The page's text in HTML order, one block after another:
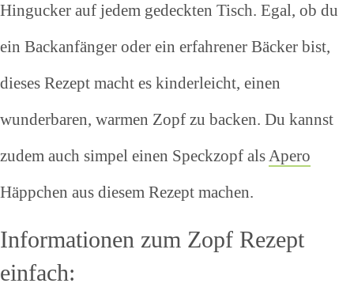
Hingucker auf jedem gedeckten Tisch. Egal, ob du
ein Backanfänger oder ein erfahrener Bäcker bist,
dieses Rezept macht es kinderleicht, einen
wunderbaren, warmen Zopf zu backen. Du kannst
zudem auch simpel einen Speckzopf alsApero
Häppchen aus diesem Rezept machen.
Informationen zum Zopf Rezept
einfach: